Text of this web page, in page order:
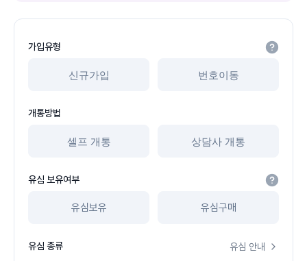
가입유형
신규가입 번호이동
개통방법
셀프 개통 상담사 개통
유심 보유여부
유심보유 유심구매
유심 종류 유심 안내